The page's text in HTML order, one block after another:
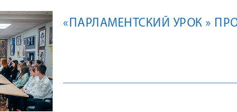
«ПАРЛАМЕНТСКИЙ УРОК »